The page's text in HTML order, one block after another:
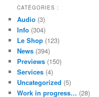
CATÉGORIES :
Audio (3)
Info (304)
Le Shop (123)
News (394)
Previews (150)
Services (4)
Uncategorized (5)
Work in progress… (28)